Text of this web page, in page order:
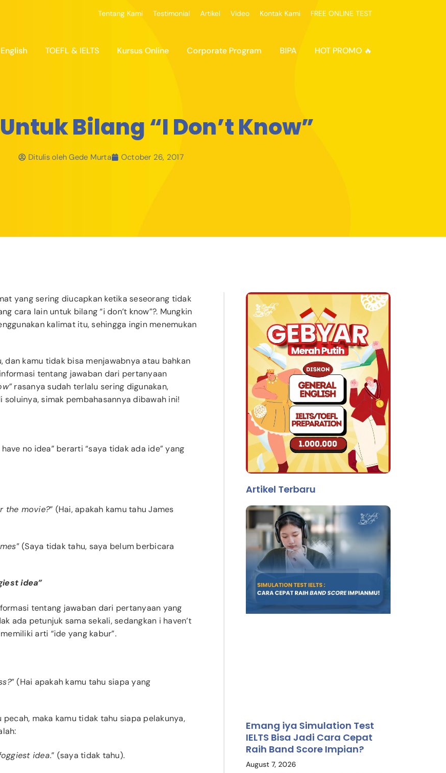
Tentang Kami Testimonial Artikel Video Kontak Kami FREE ONLINE TEST
TOEFL & IELTS Kursus Online Corporate Program BIPA HOT PROMO 🔥
Bilang “I Don’t Know”
Ditulis oleh Gede Murta October 26, 2017
yang sering diucapkan ketika seseorang tidak
cara lain untuk bilang “i don’t know”?. Mungkin
kalimat itu, sehingga ingin menemukan
dan kamu tidak bisa menjawabnya atau bahkan
tentang jawaban dari pertanyaan
rasanya sudah terlalu sering digunakan,
simak pembahasannya dibawah ini!
no idea” berarti “saya tidak ada ide” yang
the movie?” (Hai, apakah kamu tahu James
” (Saya tidak tahu, saya belum berbicara
idea”
tentang jawaban dari pertanyaan yang
ada petunjuk sama sekali, sedangkan i haven’t
arti “ide yang kabur”.
” (Hai apakah kamu tahu siapa yang
maka kamu tidak tahu siapa pelakunya,
idea.” (saya tidak tahu).
Artikel Terbaru
Emang iya Simulation Test
IELTS Bisa Jadi Cara Cepat
Raih Band Score Impian?
August 7, 2026